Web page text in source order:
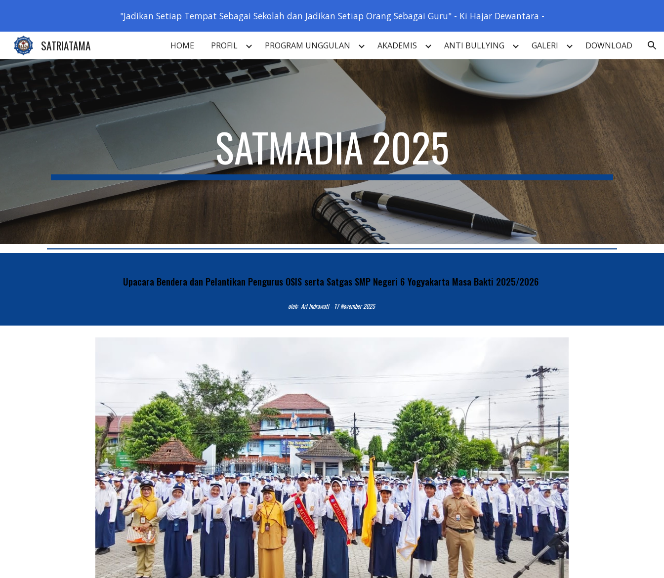
Skip to main content Skip to navigation
"Jadikan Setiap Tempat Sebagai Sekolah dan Jadikan Setiap Orang Sebagai Guru" - Ki Hajar Dewantara -
SATRIATAMA HOME PROFIL PROGRAM UNGGULAN AKADEMIS ANTI BULLYING GALERI DOWNLOAD
SATMADIA 2025
Upacara Bendera dan Pelantikan Pengurus OSIS serta Satgas SMP Negeri 6 Yogyakarta Masa Bakti 2025/2026
oleh: Ari Indrawati - 17November 2025